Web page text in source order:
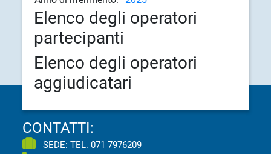
Elenco degli operatori
partecipanti
Elenco degli operatori
aggiudicatari
CONTATTI:
SEDE: TEL.071 7976209